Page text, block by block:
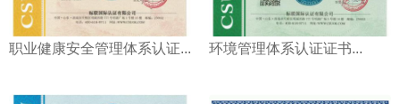
职业健康安全管理体系认证... 环境管理体系认证证书...